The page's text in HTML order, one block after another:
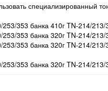
специализированный
353 банка 410г TN-214/
353 банка 320г TN-214/
353 банка 320г TN-214/
353 банка 320г TN-214/